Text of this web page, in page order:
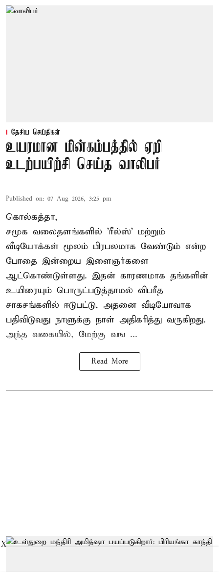
தேசிய செய்திகள்
உயரமான மின்கம்பத்தில் ஏறி
உடற்பயிற்சி செய்த வாலிபர்
Published on: 07 Aug 2026, 3:25 pm
கொல்கத்தா,
சமூக வலைதளங்களில் 'ரீல்ஸ்' மற்றும்
வீடியோக்கள் மூலம் பிரபலமாக வேண்டும் என்ற
போதை இன்றைய இளைஞர்களை
ஆட்கொண்டுள்ளது. இதன் காரணமாக தங்களின்
உயிரையும் பொருட்படுத்தாமல் விபரீத
சாகசங்களில் ஈடுபட்டு, அதனை வீடியோவாக
பதிவிடுவது நாளுக்கு நாள் அதிகரித்து வருகிறது.
அந்த வகையில், மேற்கு வங ...
Read More
X